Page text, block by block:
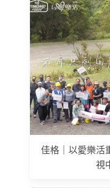
佳格｜以愛樂活
視